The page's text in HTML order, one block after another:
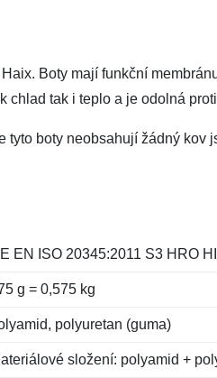
Boty mají funkční
tak i teplo a je odolná
tyto boty neobsahují žádný
EN ISO 20345:2011 S3 HRO
g = 0,575 kg
polyuretan (guma)
složení: polyamid +